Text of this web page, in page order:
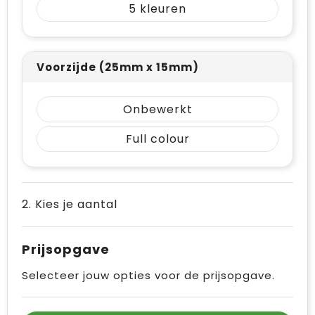
Vrije tijd en Strand
Winterse inspiratie
Themapakketten
Draagtassen
Trolleys
Goodiebags
5
Voorzijde (25mm x 15mm)
Onbewerkt
Full colour
2. Kies je aantal
Prijsopgave
Selecteer jouw opties voor de prijsopgave.